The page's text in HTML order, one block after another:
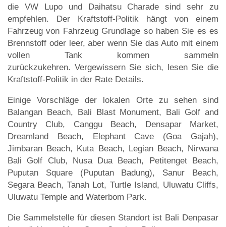
die VW Lupo und Daihatsu Charade sind sehr zu
empfehlen. Der Kraftstoff-Politik hängt von einem
Fahrzeug von Fahrzeug Grundlage so haben Sie es es
Brennstoff oder leer, aber wenn Sie das Auto mit einem
vollen Tank kommen sammeln
zurückzukehren. Vergewissern Sie sich, lesen Sie die
Kraftstoff-Politik in der Rate Details.
Einige Vorschläge der lokalen Orte zu sehen sind
Balangan Beach, Bali Blast Monument, Bali Golf and
Country Club, Canggu Beach, Densapar Market,
Dreamland Beach, Elephant Cave (Goa Gajah),
Jimbaran Beach, Kuta Beach, Legian Beach, Nirwana
Bali Golf Club, Nusa Dua Beach, Petitenget Beach,
Puputan Square (Puputan Badung), Sanur Beach,
Segara Beach, Tanah Lot, Turtle Island, Uluwatu Cliffs,
Uluwatu Temple and Waterbom Park.
Die Sammelstelle für diesen Standort ist Bali Denpasar